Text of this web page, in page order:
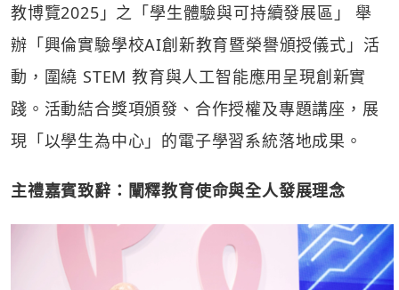
教博覽2025」之「學生體驗與可持續發展區」 舉
辦「興倫實驗學校AI創新教育暨榮譽頒授儀式」活
動，圍繞 STEM 教育與人工智能應用呈現創新實
踐。活動結合獎項頒發、合作授權及專題講座，展
現「以學生為中心」的電子學習系統落地成果。
主禮嘉賓致辭：闡釋教育使命與全人發展理念